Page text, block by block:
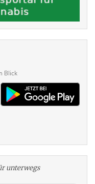
Blick
unterwegs